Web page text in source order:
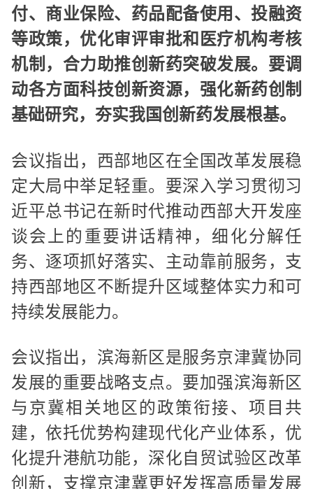
付、商业保险、药品配备使用、投融资
等政策，优化审评审批和医疗机构考核
机制，合力助推创新药突破发展。要调
动各方面科技创新资源，强化新药创制
基础研究，夯实我国创新药发展根基。
会议指出，西部地区在全国改革发展稳
定大局中举足轻重。要深入学习贯彻习
近平总书记在新时代推动西部大开发座
谈会上的重要讲话精神，细化分解任
务、逐项抓好落实、主动靠前服务，支
持西部地区不断提升区域整体实力和可
持续发展能力。
会议指出，滨海新区是服务京津冀协同
发展的重要战略支点。要加强滨海新区
与京冀相关地区的政策衔接、项目共
建，依托优势构建现代化产业体系，优
化提升港航功能，深化自贸试验区改革
创新，支撑京津冀更好发挥高质量发展